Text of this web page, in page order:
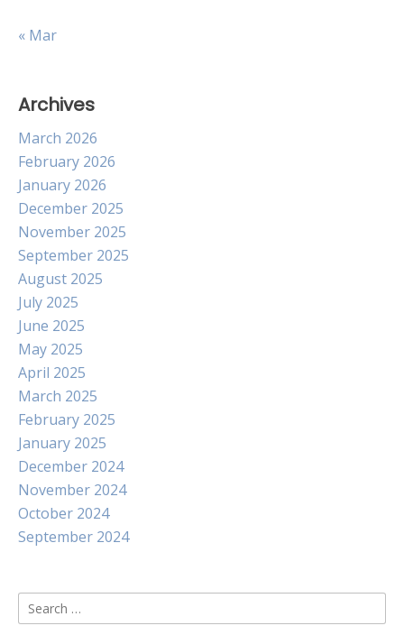
« Mar
Archives
March 2026
February 2026
January 2026
December 2025
November 2025
September 2025
August 2025
July 2025
June 2025
May 2025
April 2025
March 2025
February 2025
January 2025
December 2024
November 2024
October 2024
September 2024
Search
for: